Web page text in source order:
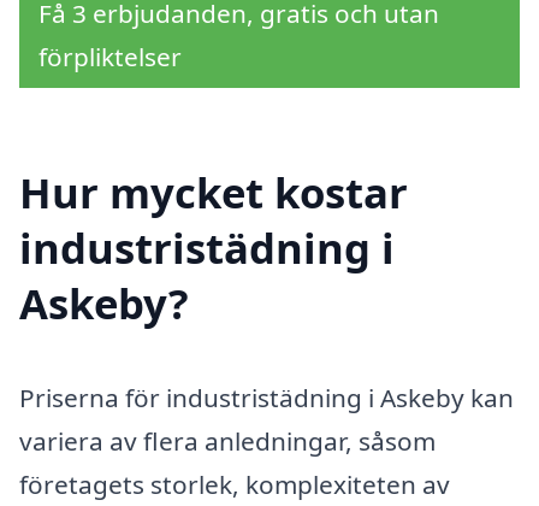
Få 3 erbjudanden, gratis och utan
förpliktelser
Hur mycket kostar
industristädning i
Askeby?
Priserna för industristädning i Askeby kan
variera av flera anledningar, såsom
företagets storlek, komplexiteten av